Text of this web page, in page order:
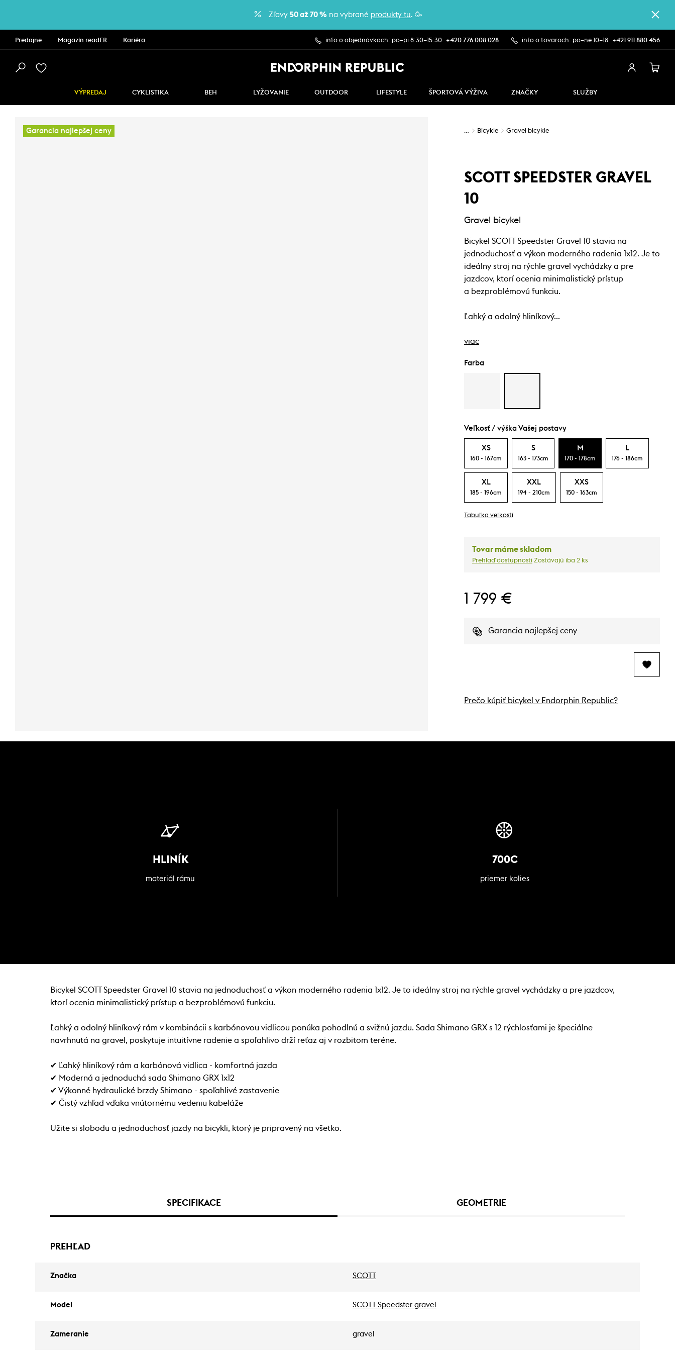
Zľavy 50 až 70 % na vybrané produkty tu. 🥳
Predajne Magazín readER Kariéra info o objednávkach: po–pi 8:30–15:30 +420 776 008 028 info o tovaroch: po–ne 10–18 +421 911 880 456
VÝPREDAJ CYKLISTIKA BEH LYŽOVANIE OUTDOOR LIFESTYLE ŠPORTOVÁ VÝŽIVA ZNAČKY SLUŽBY
Garancia najlepšej ceny … Bicykle Gravel bicykle
SCOTT SPEEDSTER GRAVEL
10
Gravel bicykel
Bicykel SCOTT Speedster Gravel 10 stavia na
jednoduchosť a výkon moderného radenia 1x12. Je to
ideálny stroj na rýchle gravel vychádzky a pre
jazdcov, ktorí ocenia minimalistický prístup
a bezproblémovú funkciu.
Ľahký a odolný hliníkový…
viac
Farba
Veľkosť / výška Vašej postavy
XS
160 - 167cm
S
163 - 173cm
M
170 - 178cm
L
176 - 186cm
XL
185 - 196cm
XXL
194 - 210cm
XXS
150 - 163cm
Tabuľka veľkostí
Tovar máme skladom
Prehlaď dostupnosti Zostávajú iba 2 ks
1 799 €
Garancia najlepšej ceny
Prečo kúpiť bicykel v Endorphin Republic?
HLINÍK
materiál rámu
700C
priemer kolies
Bicykel SCOTT Speedster Gravel 10 stavia na jednoduchosť a výkon moderného radenia 1x12. Je to ideálny stroj na rýchle gravel vychádzky a pre jazdcov,
ktorí ocenia minimalistický prístup a bezproblémovú funkciu.
Ľahký a odolný hliníkový rám v kombinácii s karbónovou vidlicou ponúka pohodlnú a svižnú jazdu. Sada Shimano GRX s 12 rýchlosťami je špeciálne
navrhnutá na gravel, poskytuje intuitívne radenie a spoľahlivo drží reťaz aj v rozbitom teréne.
✔ Ľahký hliníkový rám a karbónová vidlica - komfortná jazda
✔ Moderná a jednoduchá sada Shimano GRX 1x12
✔ Výkonné hydraulické brzdy Shimano - spoľahlivé zastavenie
✔ Čistý vzhľad vďaka vnútornému vedeniu kabeláže
Užite si slobodu a jednoduchosť jazdy na bicykli, ktorý je pripravený na všetko.
SPECIFIKACE GEOMETRIE
PREHĽAD
Značka SCOTT
Model SCOTT Speedster gravel
Zameranie gravel